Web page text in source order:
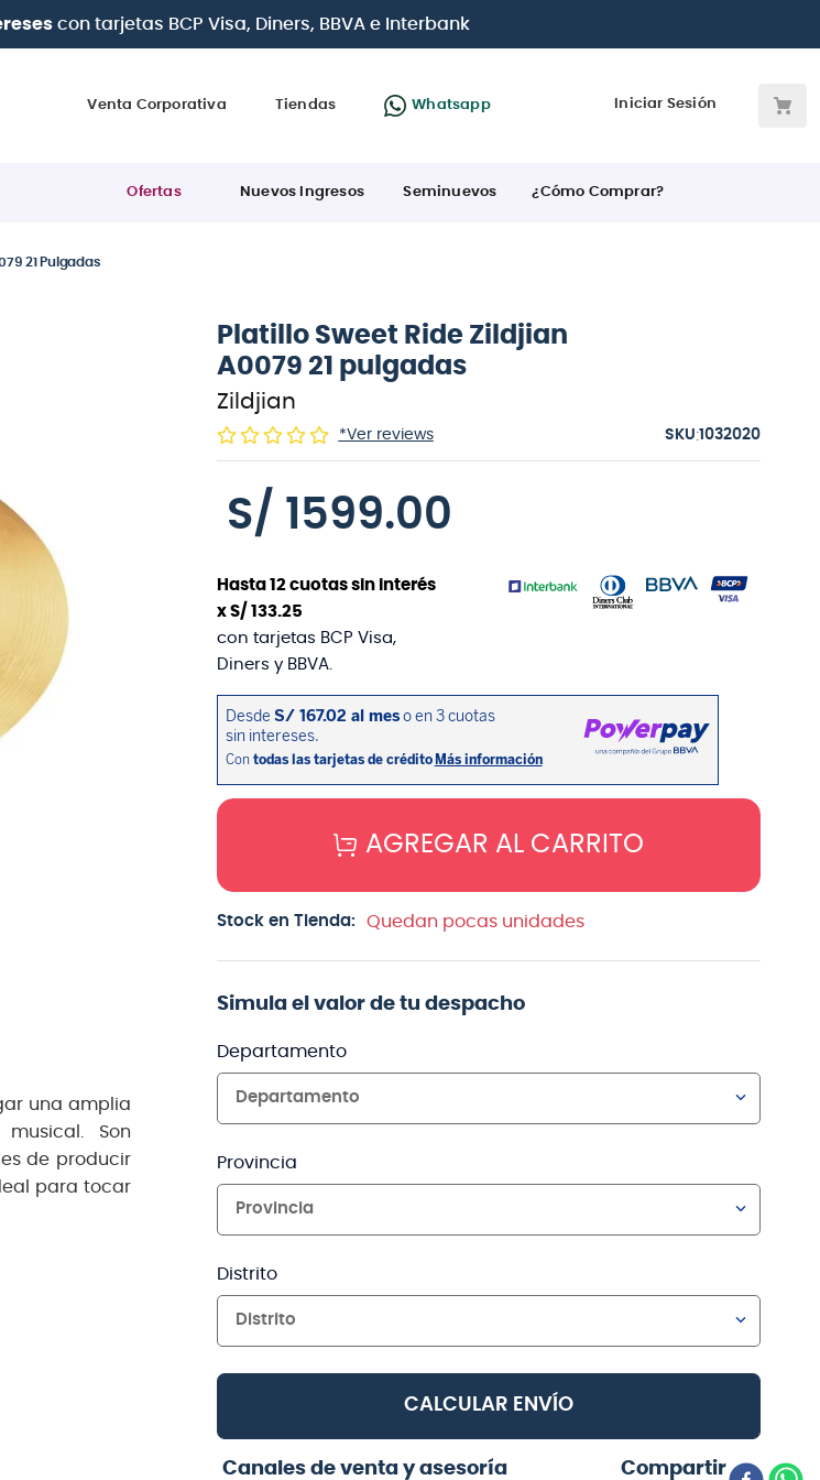
cuotasdesde 0% de interés con todas las tarjetas de crédito
Venta Corporativa Tiendas Whatsapp Iniciar Sesión
Ofertas Nuevos Ingresos Seminuevos ¿Cómo Comprar?
21 Pulgadas
una amplia
Son
de producir
para tocar
Platillo Sweet Ride Zildjian
A0079 21 pulgadas
Zildjian
*Ver reviews :1032020
S/ 1599.00
Hasta 12cuotas sin interés
x S/ 133.25
con tarjetas BCP Visa,
Diners y BBVA.
AGREGAR AL CARRITO
Stock en Tienda: Quedan pocas unidades
Simula el valor de tu despacho
Departamento
Departamento
Provincia
Provincia
Distrito
Distrito
CALCULAR ENVÍO
Canales de venta y asesoría